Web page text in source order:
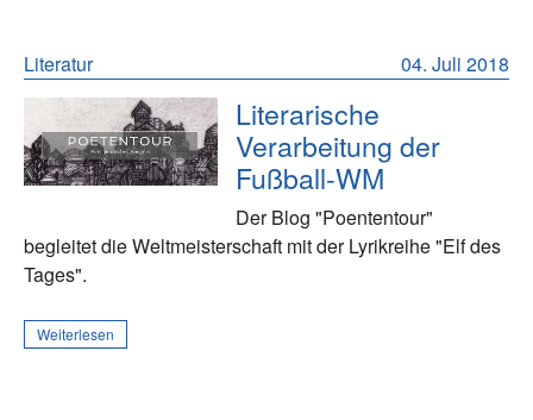
04. Juli 2018
Literatur
Literarische
Verarbeitung der
Fußball-WM
Der Blog "Poententour"
begleitet die Weltmeisterschaft mit der Lyrikreihe "Elf des
Tages".
Weiterlesen